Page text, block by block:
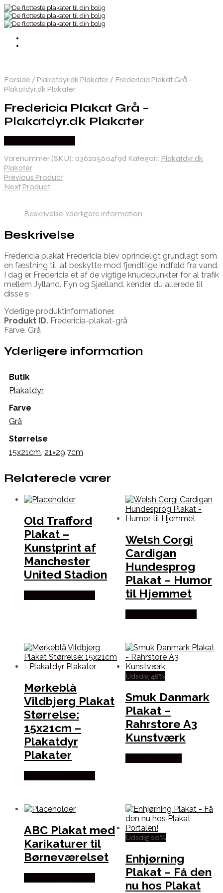
Forside / Plakatdyr.dk Plakater / Fredericia Plakat Grå –
Plakatdyr.dk Plakater
Fredericia Plakat Grå –
Plakatdyr.dk Plakater
Varenummer (SKU): a362a5604f9d Kategori: Plakatdyr.dk
Plakater
Previous Product
Next Product
Beskrivelse Yderligere information
Beskrivelse
Fredericia plakat Fredericia blev oprindeligt grundlagt som
en fæstning til, at beskytte mod fjendtlige indfald fra vand.
I dag er Fredericia et af de vigtige knudepunkter for al trafik
mellem Jylland. Fyn og Sjælland. kender du allerede til
disse s
Yderlige produktinformationer.
Produkt ID. Fredericia-plakat-grå
Farve. Grå
Yderligere information
Butik
Plakatdyr
Farve
Grå
Størrelse
15x21cm, 21×29,7cm
Relaterede varer
Old Trafford
Plakat –
Kunstprint af
Manchester
United Stadion
Welsh Corgi
Cardigan
Hundesprog
Plakat – Humor
til Hjemmet
Mørkeblå
Vildbjerg Plakat
Størrelse:
15x21cm –
Plakatdyr
Plakater
Udsalg 48%
Smuk Danmark
Plakat –
Rahrstore A3
Kunstværk
ABC Plakat med
Karikaturer til
Børneværelset
Udsalg 20%
Enhjørning
Plakat – Få den
nu hos Plakat